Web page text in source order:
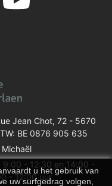
u het gebruik van
uw surfgedrag volgen,
Jean Chot, 72 - 5670
BE 0876 905 635
9:00 - 12:30 en 14:00 -
- 12:00 uur